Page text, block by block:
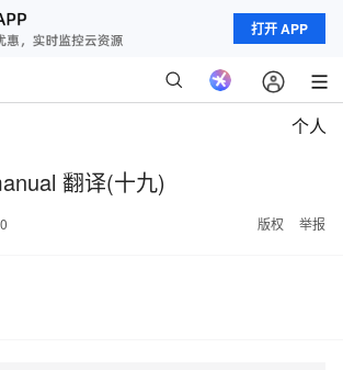
打开 APP
个人
翻译(十九)
版权 举报